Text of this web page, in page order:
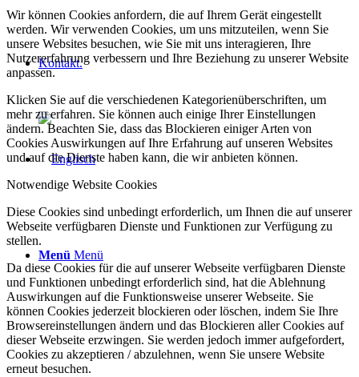
Kontakt.
Menü Menü
Wir können Cookies anfordern, die auf Ihrem Gerät eingestellt
werden. Wir verwenden Cookies, um uns mitzuteilen, wenn Sie
unsere Websites besuchen, wie Sie mit uns interagieren, Ihre
Nutzererfahrung verbessern und Ihre Beziehung zu unserer Website
anpassen.
Klicken Sie auf die verschiedenen Kategorienüberschriften, um
mehr zu erfahren. Sie können auch einige Ihrer Einstellungen
ändern. Beachten Sie, dass das Blockieren einiger Arten von
Cookies Auswirkungen auf Ihre Erfahrung auf unseren Websites
und auf die Dienste haben kann, die wir anbieten können.
Notwendige Website Cookies
Diese Cookies sind unbedingt erforderlich, um Ihnen die auf unserer
Webseite verfügbaren Dienste und Funktionen zur Verfügung zu
stellen.
Da diese Cookies für die auf unserer Webseite verfügbaren Dienste
und Funktionen unbedingt erforderlich sind, hat die Ablehnung
Auswirkungen auf die Funktionsweise unserer Webseite. Sie
können Cookies jederzeit blockieren oder löschen, indem Sie Ihre
Browsereinstellungen ändern und das Blockieren aller Cookies auf
dieser Webseite erzwingen. Sie werden jedoch immer aufgefordert,
Cookies zu akzeptieren / abzulehnen, wenn Sie unsere Website
erneut besuchen.